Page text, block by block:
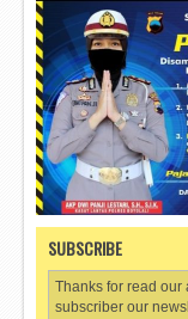
SUBSCRIBE
Thanks for read our
subscriber our